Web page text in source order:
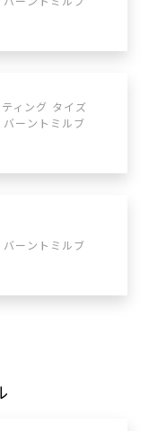
ィング タイズ
ーントミルブ
ーントミルブ